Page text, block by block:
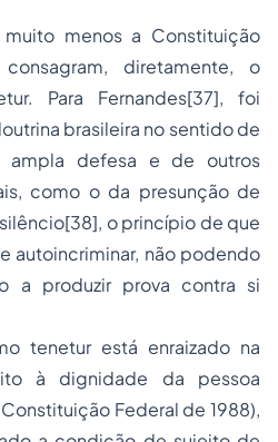
menos a Constituição
consagram, diretamente, o
Para Fernandes[37], foi
brasileira no sentido de
ampla defesa e de outros
como o da presunção de
o princípio de que
autoincriminar, não podendo
a produzir prova contra si
tenetur está enraizado na
à dignidade da pessoa
Federal de 1988),